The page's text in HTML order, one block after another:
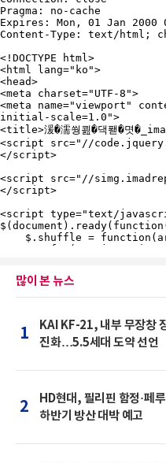
많이 본 뉴스
1
KAI KF-21, 내부 무장창
진화…5.5세대 도약 선언
2
HD현대, 필리핀 함정·페
하반기 방산 대박 예고